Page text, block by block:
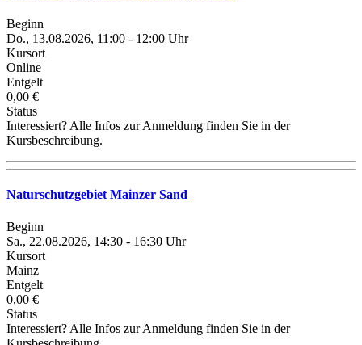
Beginn
Do., 13.08.2026, 11:00 - 12:00 Uhr
Kursort
Online
Entgelt
0,00 €
Status
Interessiert? Alle Infos zur Anmeldung finden Sie in der
Kursbeschreibung.
Naturschutzgebiet Mainzer Sand
Beginn
Sa., 22.08.2026, 14:30 - 16:30 Uhr
Kursort
Mainz
Entgelt
0,00 €
Status
Interessiert? Alle Infos zur Anmeldung finden Sie in der